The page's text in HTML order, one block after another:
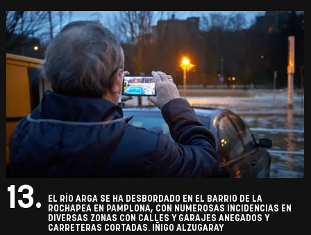
13.
EL RÍO ARGA SE HA DESBORDADO EN EL BARRIO DE LA
ROCHAPEA EN PAMPLONA, CON NUMEROSAS INCIDENCIAS EN
DIVERSAS ZONAS CON CALLES Y GARAJES ANEGADOS Y
CARRETERAS CORTADAS. IÑIGO ALZUGARAY